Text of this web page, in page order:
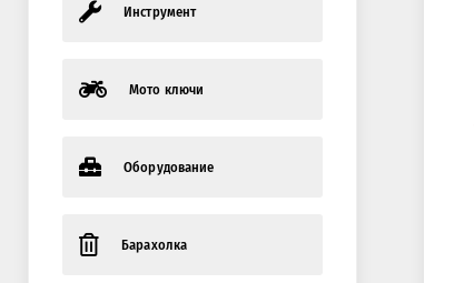
Инструмент
Мото ключи
Оборудование
Барахолка